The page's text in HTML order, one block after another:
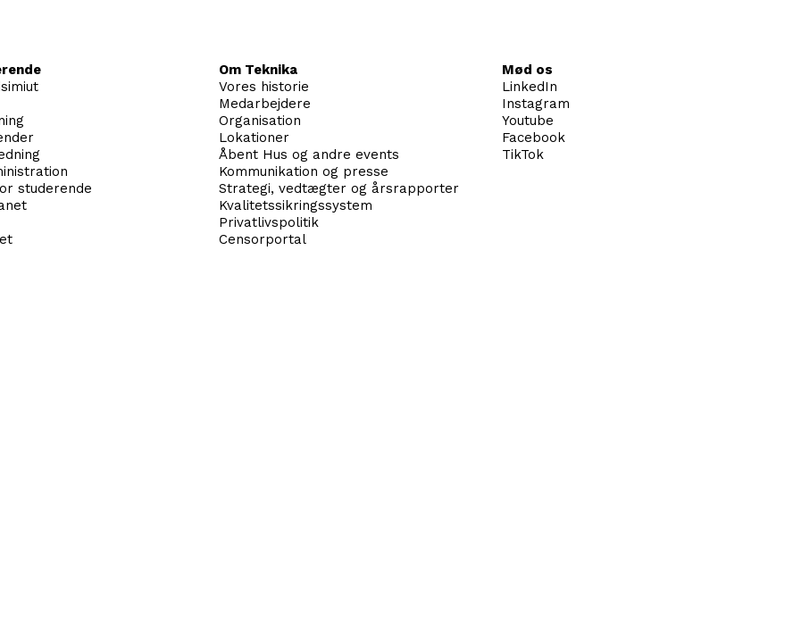
studerende
Om Teknika
Vores historie
Medarbejdere
Organisation
Lokationer
Åbent Hus og andre events
Kommunikation og presse
Strategi, vedtægter og årsrapporter
Kvalitetssikringssystem
Privatlivspolitik
Censorportal
Mød os
LinkedIn
Instagram
Youtube
Facebook
TikTok